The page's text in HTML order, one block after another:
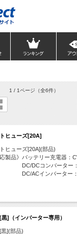
1 / 1ページ（全6件）
ヒューズ[20A]
ヒューズ[20A](部品)
応製品》バッテリー充電器：
DCコンバーター：
ACインバーター：PI-
黒]（インバーター専用）
](部品)